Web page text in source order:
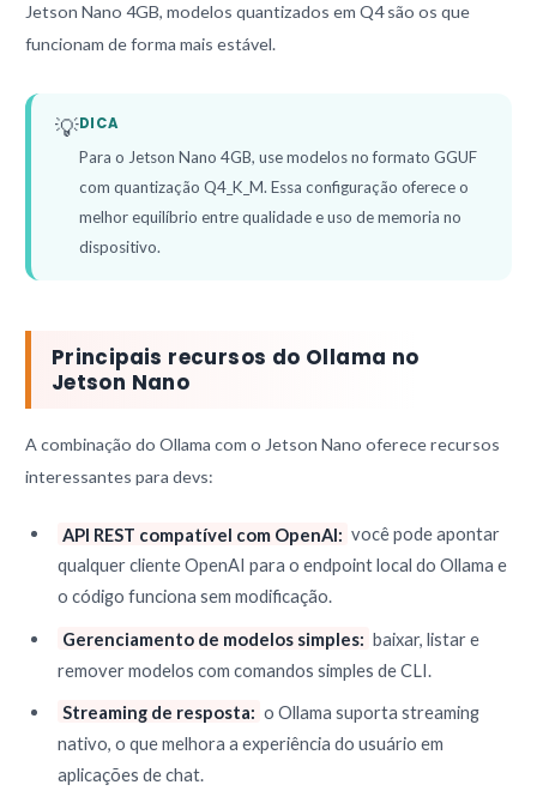
Jetson Nano 4GB, modelos quantizados em Q4 são os que
funcionam de forma mais estável.
💡DICA
Para o Jetson Nano 4GB, use modelos no formato GGUF
com quantização Q4_K_M. Essa configuração oferece o
melhor equilíbrio entre qualidade e uso de memoria no
dispositivo.
Principais recursos do Ollama no
Jetson Nano
A combinação do Ollama com o Jetson Nano oferece recursos
interessantes para devs:
API REST compatível com OpenAI: você pode apontar
qualquer cliente OpenAI para o endpoint local do Ollama e
o código funciona sem modificação.
Gerenciamento de modelos simples: baixar, listar e
remover modelos com comandos simples de CLI.
Streaming de resposta: o Ollama suporta streaming
nativo, o que melhora a experiência do usuário em
aplicações de chat.